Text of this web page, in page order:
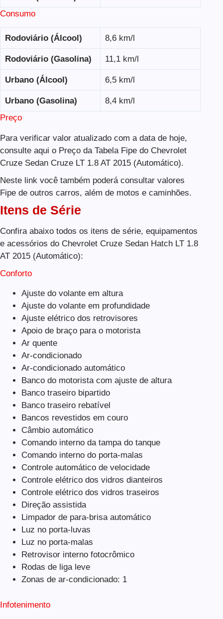
Consumo
Rodoviário (Álcool) 8,6 km/l
Rodoviário (Gasolina) 11,1 km/l
Urbano (Álcool) 6,5 km/l
Urbano (Gasolina)
8,4 km/l
Preço
Para verificar valor atualizado com a data de hoje,
consulte aqui o Preço da Tabela Fipe do Chevrolet
Cruze Sedan Cruze LT 1.8 AT 2015 (Automático).
Neste link você também poderá consultar valores
Fipe de outros carros, além de motos e caminhões.
Itens de Série
Confira abaixo todos os itens de série, equipamentos
e acessórios do Chevrolet Cruze Sedan Hatch LT 1.8
AT 2015 (Automático):
Conforto
Ajuste do volante em altura
Ajuste do volante em profundidade
Ajuste elétrico dos retrovisores
Apoio de braço para o motorista
Ar quente
Ar-condicionado
Ar-condicionado automático
Banco do motorista com ajuste de altura
Banco traseiro bipartido
Banco traseiro rebatível
Bancos revestidos em couro
Câmbio automático
Comando interno da tampa do tanque
Comando interno do porta-malas
Controle automático de velocidade
Controle elétrico dos vidros dianteiros
Controle elétrico dos vidros traseiros
Direção assistida
Limpador de para-brisa automático
Luz no porta-luvas
Luz no porta-malas
Retrovisor interno fotocrômico
Rodas de liga leve
Zonas de ar-condicionado: 1
Infotenimento